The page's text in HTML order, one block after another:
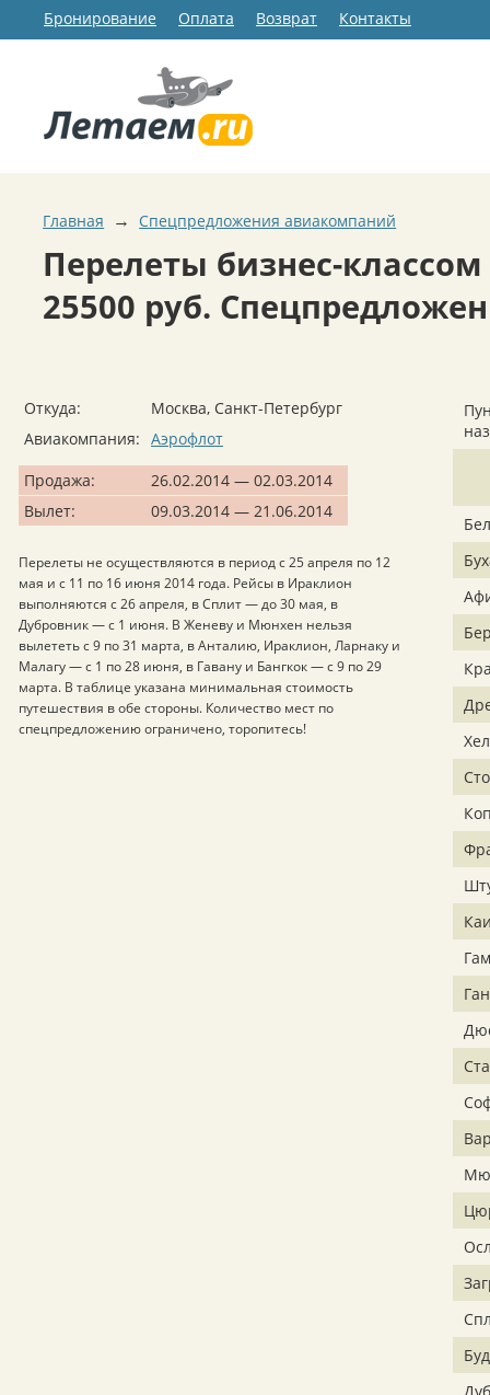
Бронирование Оплата Возврат Контакты
Главная → Спецпредложения авиакомпаний
Перелеты бизнес-
25500 руб.
Откуда:
Москва, Санкт-Петербург
Авиакомпания: Аэрофлот
Продажа:
26.02.2014 — 02.03.2014
Вылет:
09.03.2014 — 21.06.2014
Перелеты не осуществляются в период с 25 апреля по 12
мая и с 11 по 16 июня 2014 года. Рейсы в Ираклион
выполняются с 26 апреля, в Сплит — до 30 мая, в
Дубровник — с 1 июня. В Женеву и Мюнхен нельзя
вылететь с 9 по 31 марта, в Анталию, Ираклион, Ларнаку и
Малагу — с 1 по 28 июня, в Гавану и Бангкок — с 9 по 29
марта. В таблице указана минимальная стоимость
путешествия в обе стороны. Количество мест по
спецпредложению ограничено, торопитесь!